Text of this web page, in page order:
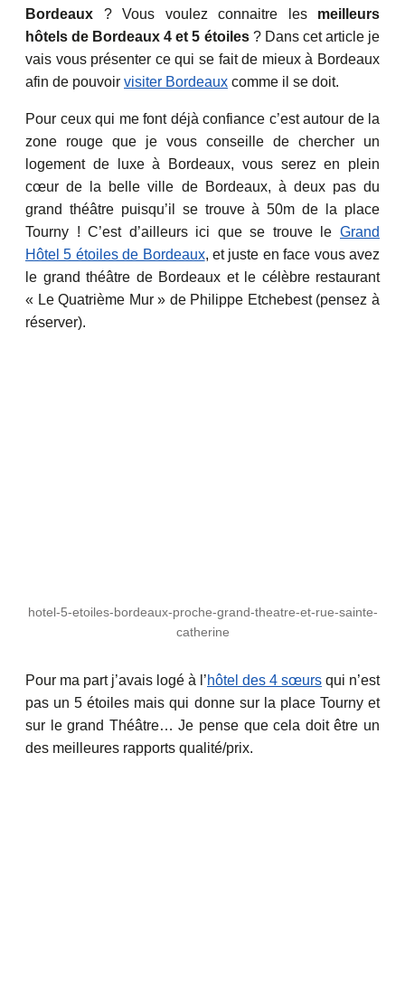
Bordeaux ? Vous voulez connaitre les meilleurs
hôtels de Bordeaux 4 et 5 étoiles? Dans cet article je
vais vous présenter ce qui se fait de mieux à Bordeaux
afin de pouvoir visiter Bordeaux comme il se doit.
Pour ceux qui me font déjà confiance c’est autour de la
zone rouge que je vous conseille de chercher un
logement de luxe à Bordeaux, vous serez en plein
cœur de la belle ville de Bordeaux, à deux pas du
grand théâtre puisqu’il se trouve à 50m de la place
Tourny ! C’est d’ailleurs ici que se trouve le Grand
Hôtel 5 étoiles de Bordeaux, et juste en face vous avez
le grand théâtre de Bordeaux et le célèbre restaurant
« Le Quatrième Mur » de Philippe Etchebest (pensez à
réserver).
hotel-5-etoiles-bordeaux-proche-grand-theatre-et-rue-sainte-
catherine
Pour ma part j’avais logé à l’hôtel des 4 sœurs qui n’est
pas un 5 étoiles mais qui donne sur la place Tourny et
sur le grand Théâtre… Je pense que cela doit être un
des meilleures rapports qualité/prix.